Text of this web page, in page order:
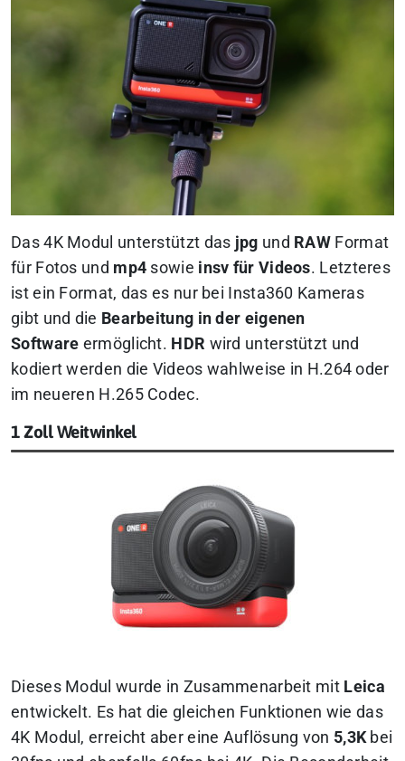
Das 4K Modul unterstützt das jpg und RAW Format
für Fotos und mp4 sowie insv für Videos. Letzteres
ist ein Format, das es nur bei Insta360 Kameras
gibt und die Bearbeitung in der eigenen
Software ermöglicht. HDR wird unterstützt und
kodiert werden die Videos wahlweise in H.264 oder
im neueren H.265 Codec.
1 Zoll Weitwinkel
Dieses Modul wurde in Zusammenarbeit mit Leica
entwickelt. Es hat die gleichen Funktionen wie das
4K Modul, erreicht aber eine Auflösung von 5,3Kbei